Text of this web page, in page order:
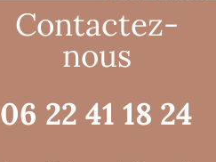
Contactez-
nous
06 22 41 18 24